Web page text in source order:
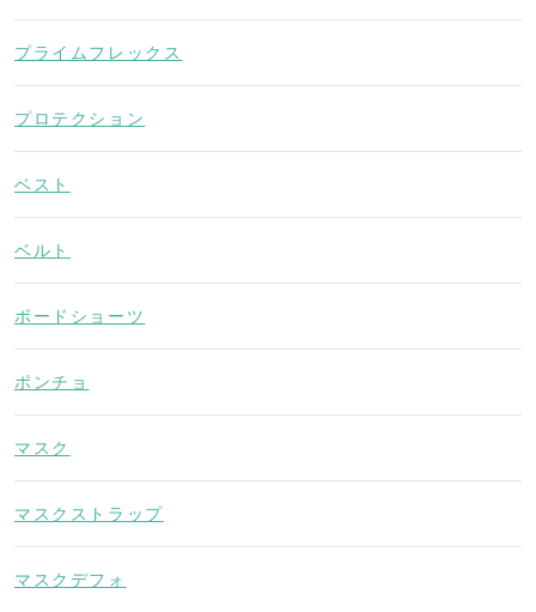
プライムフレックス
プロテクション
ベスト
ベルト
ボードショーツ
ポンチョ
マスク
マスクストラップ
マスクデフォ